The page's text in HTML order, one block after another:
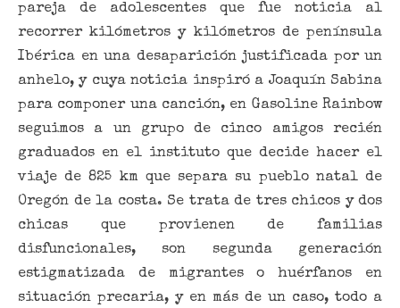
pareja de adolescentes que fue noticia al
recorrer kilómetros y kilómetros de península
Ibérica en una desaparición justificada por un
anhelo, y cuya noticia inspiró a Joaquín Sabina
para componer una canción, en Gasoline Rainbow
seguimos a un grupo de cinco amigos recién
graduados en el instituto que decide hacer el
viaje de 825 km que separa su pueblo natal de
Oregón de la costa. Se trata de tres chicos y dos
chicas que provienen de familias
disfuncionales, son segunda generación
estigmatizada de migrantes o huérfanos en
situación precaria, y en más de un caso, todo a